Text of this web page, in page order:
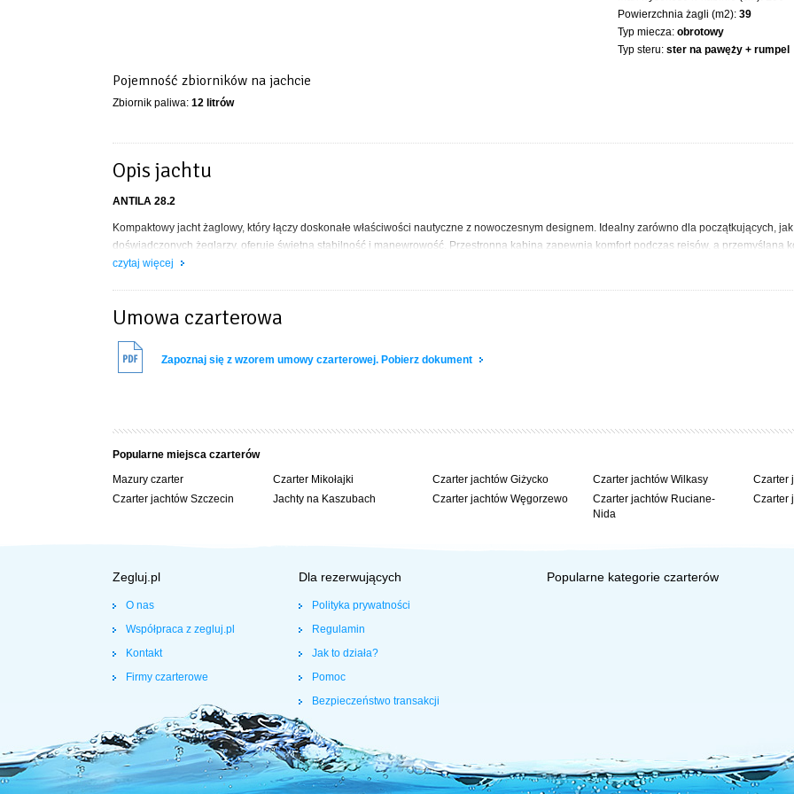
Powierzchnia żagli (m2): 39
Typ miecza: obrotowy
Typ steru: ster na pawęży + rumpel
Pojemność zbiorników na jachcie
Zbiornik paliwa: 12 litrów
Opis jachtu
ANTILA 28.2
Kompaktowy jacht żaglowy, który łączy doskonałe właściwości nautyczne z nowoczesnym designem. Idealny zarówno dla początkujących, jak
doświadczonych żeglarzy, oferuje świetną stabilność i manewrowość. Przestronna kabina zapewnia komfort podczas rejsów, a przemyślana
sprawia, że Antila 28.2 jest łatwa w obsłudze. To jacht, który zapewnia wyjątkową przyjemność z pływania, niezależnie od warunków na wodzie.
Antila 28.2 - dane techniczne
- Rok produkcji – 2023
- Długość kadłuba – m 8,28 m
- 3 x 2-osobowe zamykane kabiny
Wydawanie jachtów odbywa się w godzinach 17:00 – 20:00 (lub po telefonicznym uzgodnieniu innej pory), a zdawanie jachtu po zakończeniu
– do godziny 11:00 ostatniego dnia. W cenie czarteru darmowy postój w porcie Klub Mila Kamień.
DOPŁATY:
czarter do 3 dób (włącznie) – dopłata 15%
zwierzę na jachcie – 150 zł
Opłata za sprzątanie jachtu – 220 zł
Sprzątanie jachtu na zewnątrz i wewnątrz
Wymiana butli z gazem na pełną
Pełen serwis techniczny na szlaku Wielkich Jezior Mazurskich
czytaj więcej
Umowa czarterowa
Zapoznaj się z wzorem umowy czarterowej. Pobierz dokument
Popularne miejsca czarterów
Mazury czarter
Czarter jachtów Szczecin
Czarter Mikołajki
Jachty na Kaszubach
Czarter jachtów Giżycko
Czarter jachtów Węgorzewo
Czarter jachtów Wilkasy
Czarter jachtów Ruciane-
Nida
Czarter
Czarter
Zegluj.pl
O nas
Współpraca z zegluj.pl
Kontakt
Firmy czarterowe
Dla rezerwujących
Polityka prywatności
Regulamin
Jak to działa?
Pomoc
Bezpieczeństwo transakcji
Popularne kategorie czarterów